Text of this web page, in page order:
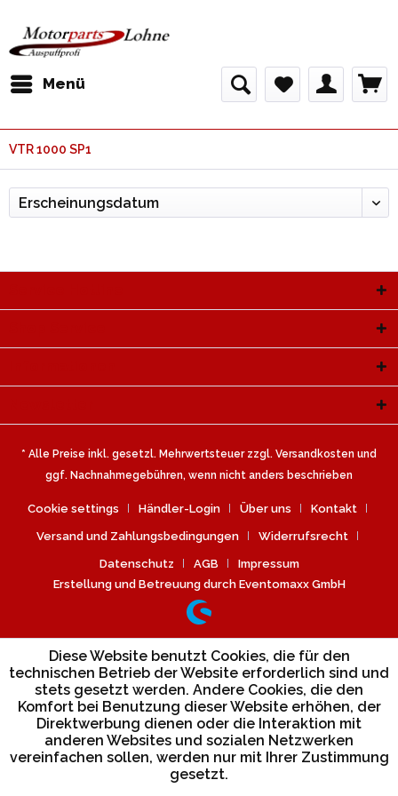
Menü
VTR 1000 SP1
* Alle Preise inkl. gesetzl. Mehrwertsteuer zzgl. Versandkosten und
ggf. Nachnahmegebühren, wenn nicht anders beschrieben
Cookie settings Händler-Login Über uns Kontakt
Versand und Zahlungsbedingungen Widerrufsrecht
Datenschutz AGB
Impressum
Erstellung und Betreuung durch Eventomaxx GmbH
Diese Website benutzt Cookies, die für den
technischen Betrieb der Website erforderlich sind und
stets gesetzt werden. Andere Cookies, die den
Komfort bei Benutzung dieser Website erhöhen, der
Direktwerbung dienen oder die Interaktion mit
anderen Websites und sozialen Netzwerken
vereinfachen sollen, werden nur mit Ihrer Zustimmung
gesetzt.